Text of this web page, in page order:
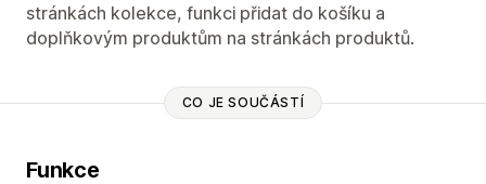
stránkách kolekce, funkci přidat do košíku a
doplňkovým produktům na stránkách produktů.
CO JE SOUČÁSTÍ
Funkce